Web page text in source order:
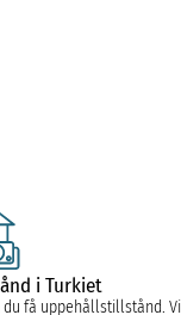
i Turkiet
få uppehållstillstånd. Vi